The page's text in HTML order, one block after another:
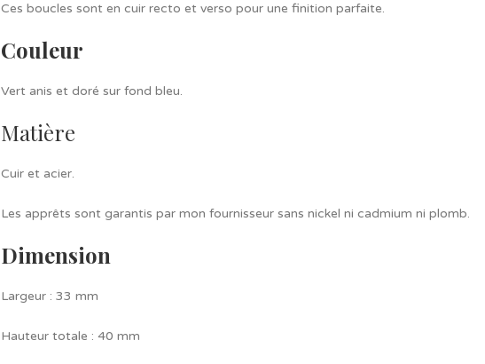
Ces boucles sont en cuir recto et verso pour une finition parfaite.
Couleur
Vert anis et doré sur fond bleu.
Matière
Cuir et acier.
Les apprêts sont garantis par mon fournisseur sans nickel ni cadmium ni plomb.
Dimension
Largeur : 33 mm
Hauteur totale : 40 mm